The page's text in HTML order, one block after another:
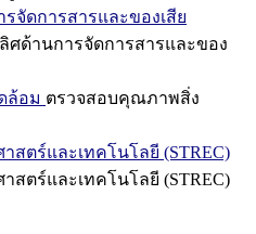
จัดการสารและของเสีย
ศด้านการจัดการสารและของ
ล้อม ตรวจสอบคุณภาพสิ่ง
สตร์และเทคโนโลยี (STREC)
สตร์และเทคโนโลยี (STREC)